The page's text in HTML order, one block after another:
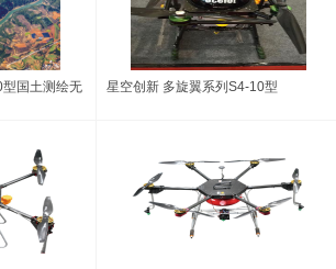
国土测绘无
星空创新 多旋翼系列S4-10型